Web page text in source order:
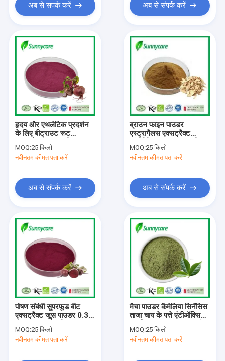
अब से संपर्क करें अब से संपर्क करें
हृदय और एथलेटिक प्रदर्शन
के लिए बीट्राउट रूट
एक्सट्रैक्ट पाउडर बीटाइन
नाइट्रेट
MOQ:25 किलो
नवीनतम कीमत पता करें
अब से संपर्क करें
ब्राउन फाइन पाउडर
एस्ट्रागैलस एक्सट्रैक्ट
पॉलीसेकेराइड्स 50% यूवी
स्वास्थ्य लाभ के लिए कोषेर
हलाल
MOQ:25 किलो
नवीनतम कीमत पता करें
अब से संपर्क करें
पोषण संबंधी सुपरफूड बीट
एक्सट्रैक्ट जूस पाउडर 0.3%
बीटाइन नाइट्रेट के साथ
MOQ:25 किलो
नवीनतम कीमत पता करें
मैचा पाउडर कैमेलिया सिनेंसिस
ताजा चाय के पत्ते एंटीऑक्सिडेंट
मानसिक स्पष्टता वजन प्रबंधन
MOQ:25 किलो
नवीनतम कीमत पता करें